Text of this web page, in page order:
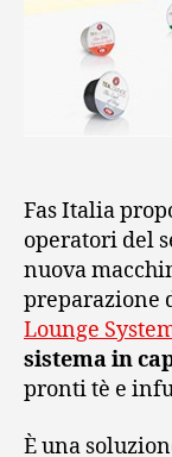
Fas Italia
operatori del
nuova
preparazione
Lounge
sistema in
pronti tè e
È una